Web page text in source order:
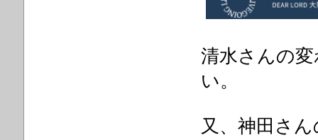
清水さんの
い。
又、神田さ